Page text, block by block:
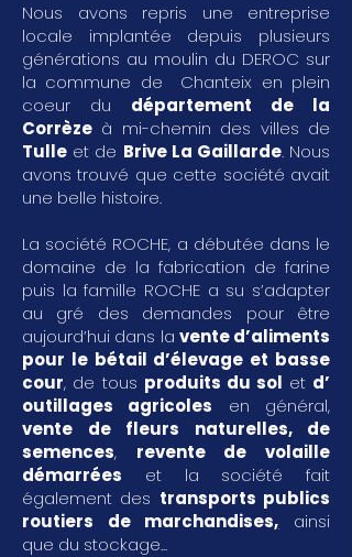
Nous avons repris une entreprise
locale implantée depuis plusieurs
générations au moulin du DEROC sur
la commune de Chanteix en plein
coeur du département de la
Corrèze à mi-chemin des villes de
Tulle et de Brive La Gaillarde. Nous
avons trouvé que cette société avait
une belle histoire.
La société ROCHE, a débutée dans le
domaine de la fabrication de farine
puis la famille ROCHE a su s’adapter
au gré des demandes pour être
aujourd’hui dans la vente d’aliments
pour le bétail d’élevage et basse
cour, de tous produits du sol et d’
outillages agricoles en général,
vente de fleurs naturelles, de
semences, revente de volaille
démarrées et la société fait
également des transports publics
routiers de marchandises, ainsi
que du stockage...